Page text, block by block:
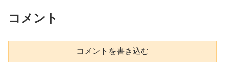
コメント
コメントを書き込む